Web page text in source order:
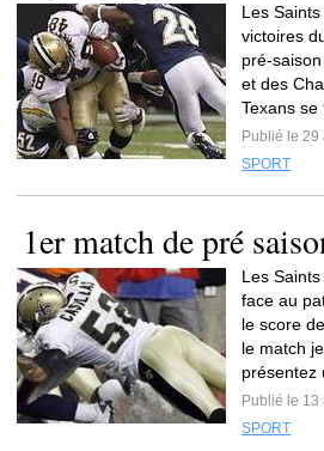
Les
victoires
pré-
et des
Texans se
Publié le 29
SPORT
1er match de pré
Les
face au
le score
le match
présentez
Publié le 13
SPORT